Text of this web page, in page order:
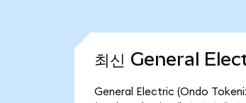
최신 General
General Electric (Ondo